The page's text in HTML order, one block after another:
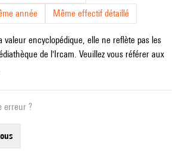
année
Même effectif détaillé
encyclopédique, elle ne reflète pas les
de l'Ircam. Veuillez vous référer aux
erreur ?